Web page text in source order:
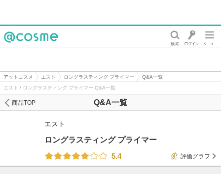
アットコスメ エスト ロングラスティング プライマー
Q&A一覧
エスト / ロングラスティング プライマー Q&A一覧
Q&A一覧
商品TOP
エスト
ロングラスティング プライマー
5.4
評価グラフ